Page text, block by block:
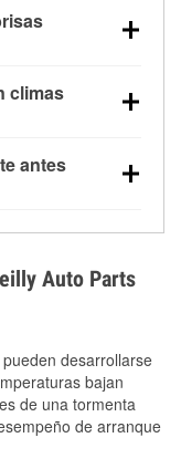
la mitad de
0 °F, lo que
y la nieve
la visibilidad.
climas
baja la
sobre
antes
de frío
la protección
To.
Auto Parts
desarrollarse
bajan
de una tormenta
de arranque